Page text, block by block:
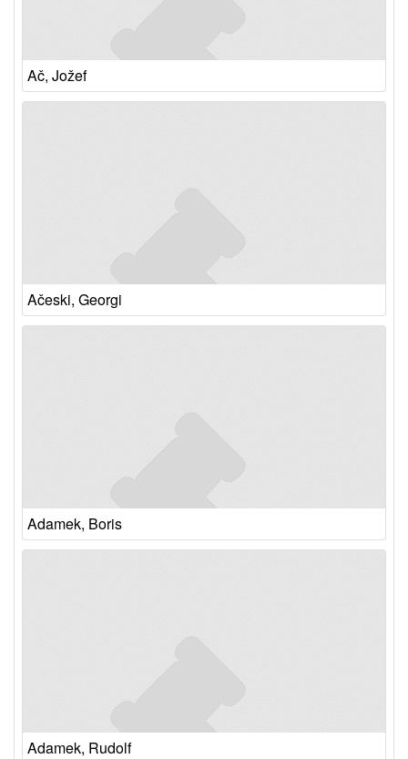
Ač, Jožef
Ačeski, Georgi
Adamek, Boris
Adamek, Rudolf